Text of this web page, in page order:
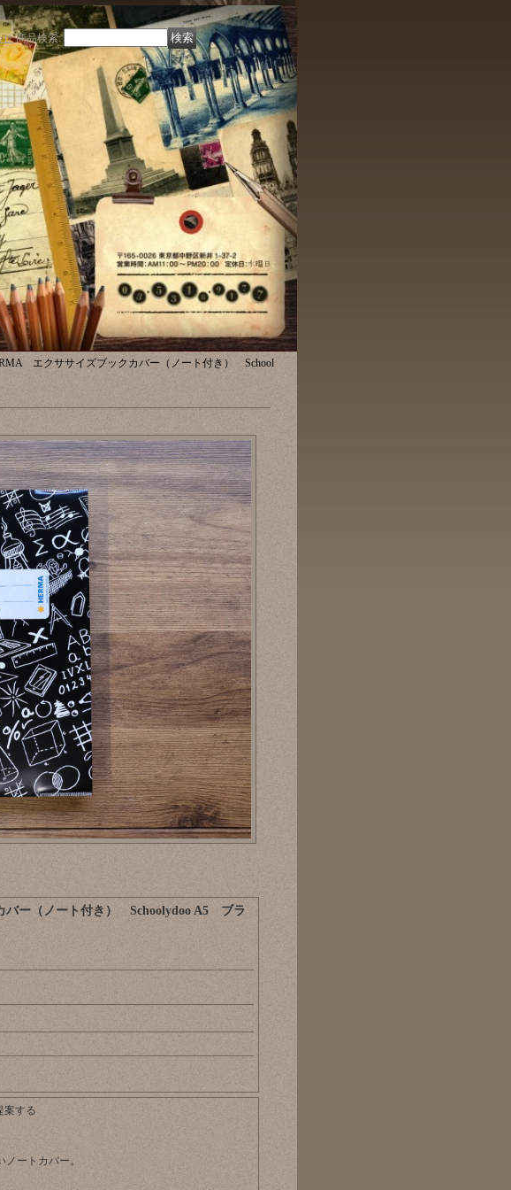
せ 商品検索:
エクササイズブックカバー（ノート付き） School
ー（ノート付き） Schoolydoo A5 ブラ
案する
ートカバー。